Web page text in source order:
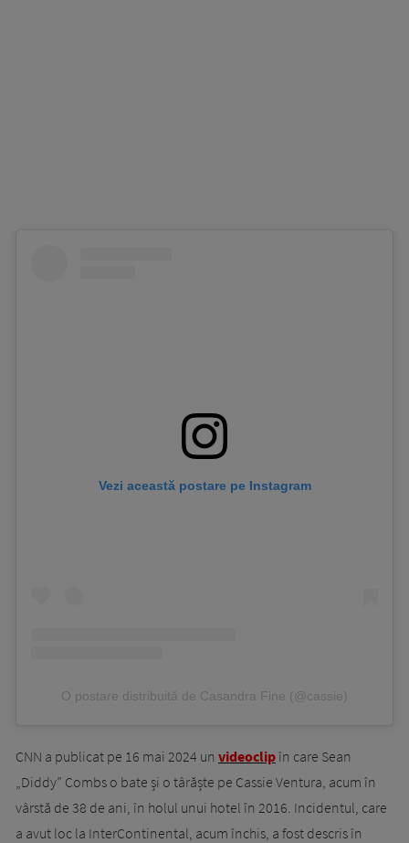
Vezi această postare pe Instagram
O postare distribuită de Casandra Fine (@cassie)
CNN a publicat pe 16 mai 2024 un videoclipîn care Sean
„Diddy” Combs o bate și o târăște pe Cassie Ventura, acum în
vârstă de 38 de ani, în holul unui hotel în 2016. Incidentul, care
a avut loc la InterContinental, acum închis, a fost descris în